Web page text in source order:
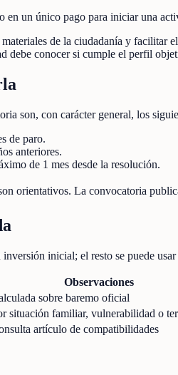
en un único pago para iniciar una
de la ciudadanía y facilitar
debe conocer si cumple el perfil
son, con carácter general, los
de paro.
anteriores.
de 1 mes desde la resolución.
orientativos. La convocatoria
inicial; el resto se puede
Observaciones
sobre baremo oficial
situación familiar, vulnerabilidad o
artículo de compatibilidades